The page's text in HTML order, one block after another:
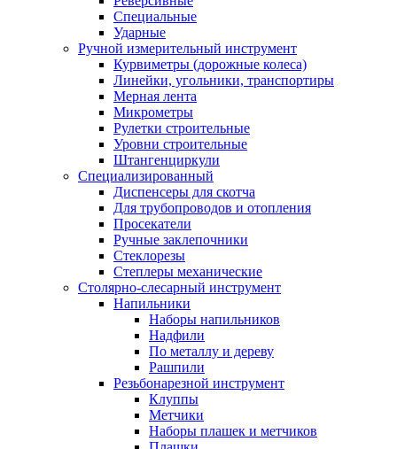
Специальные
Ударные
Ручной измерительный инструмент
Курвиметры (дорожные колеса)
Линейки, угольники, транспортиры
Мерная лента
Микрометры
Рулетки строительные
Уровни строительные
Штангенциркули
Специализированный
Диспенсеры для скотча
Для трубопроводов и отопления
Просекатели
Ручные заклепочники
Стеклорезы
Степлеры механические
Столярно-слесарный инструмент
Напильники
Наборы напильников
Надфили
По металлу и дереву
Рашпили
Резьбонарезной инструмент
Клуппы
Метчики
Наборы плашек и метчиков